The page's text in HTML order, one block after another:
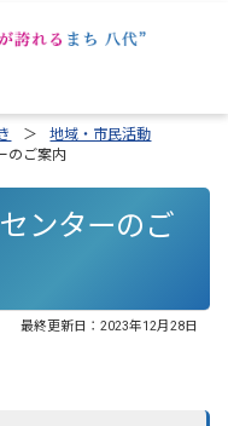
地域・市民活動
のご案内
ンターのご
最終更新日： 2023年12月28日